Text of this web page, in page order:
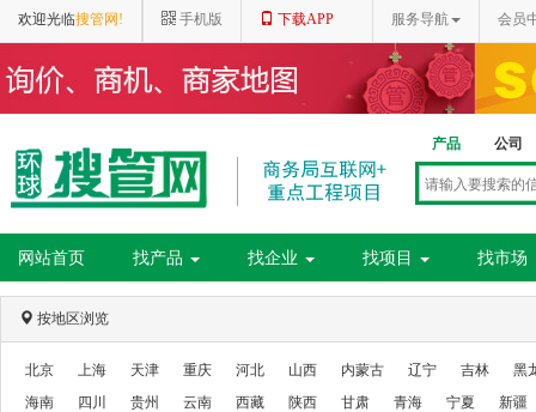
欢迎光临搜管网! 手机版 下载APP 服务导航 会员
产品 公司
网站首页 找产品 找企业 找项目 找市场
按地区浏览
北京 上海 天津 重庆 河北 山西 内蒙古 辽宁 吉林
黑
海南
四川 贵州 云南 西藏 陕西 甘肃 青海 宁夏 新疆